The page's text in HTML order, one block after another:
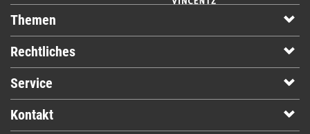
Themen
Rechtliches
Service
Kontakt